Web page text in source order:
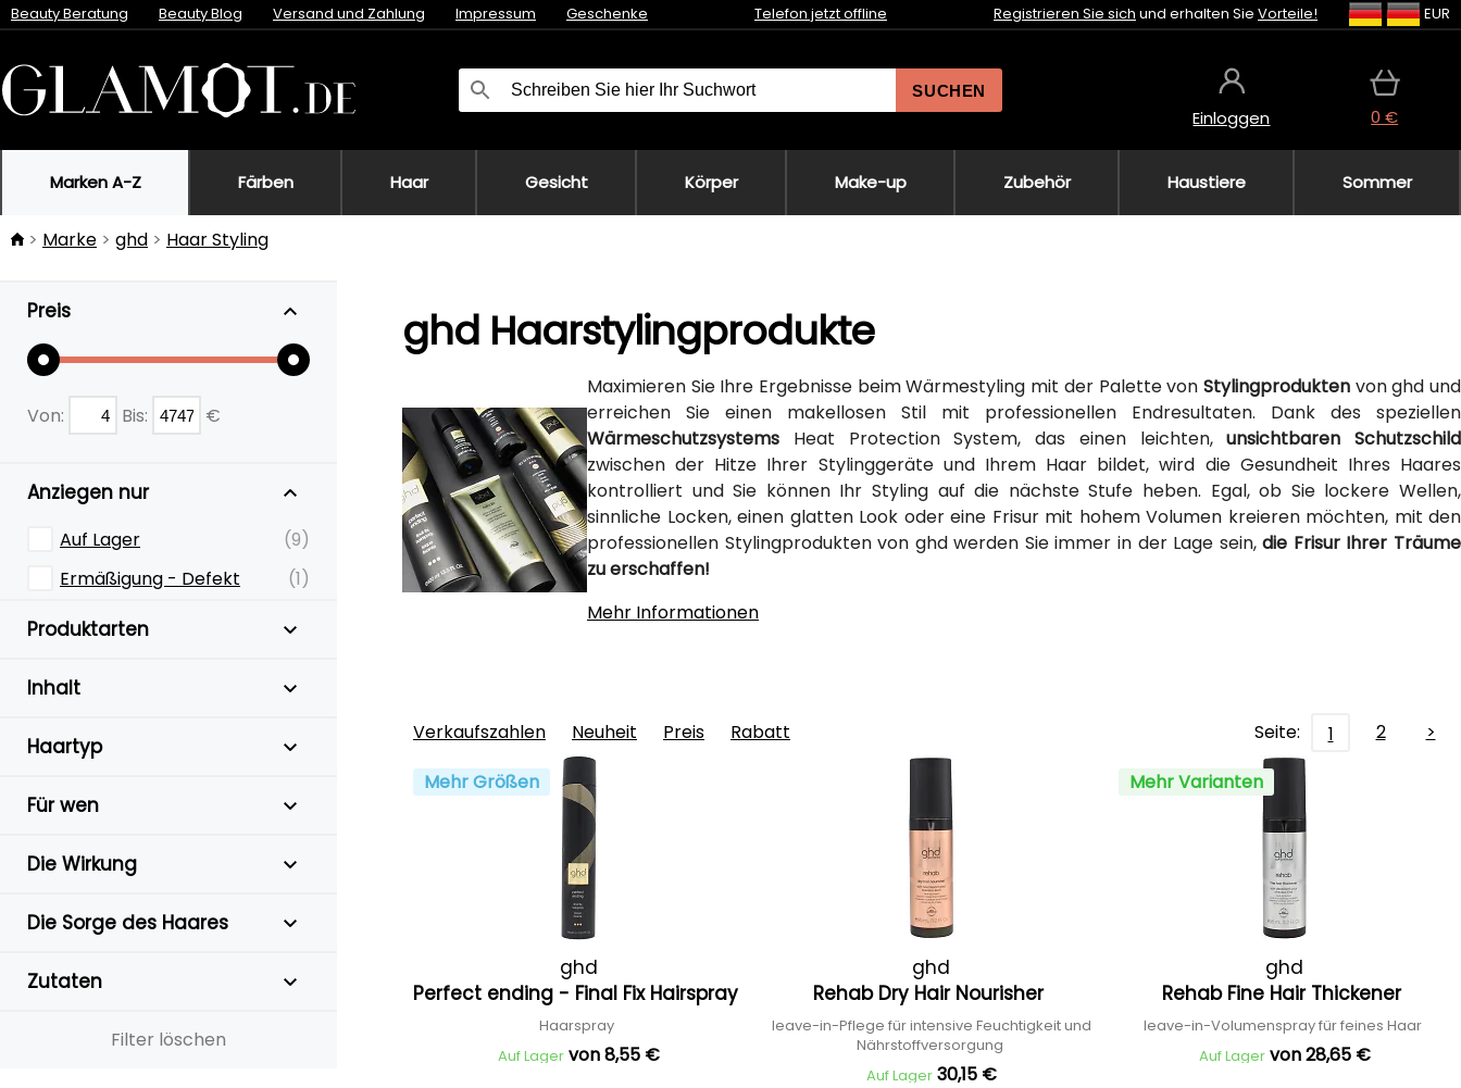
Beauty Beratung Beauty Blog Versand und Zahlung Impressum Geschenke Telefon jetzt offline Registrieren Sie sich und erhalten Sie Vorteile! EUR
SUCHEN
Einloggen 0 €
Marken A-Z Färben Haar Gesicht Körper Make-up Zubehör Haustiere Sommer
Marke ghd Haar Styling
Preis
Von: Bis: €
Anziegen nur
Auf Lager
(9)
Ermäßigung - Defekt
(1)
Produktarten
Inhalt
Haartyp
Für wen
Die Wirkung
Die Sorge des Haares
Zutaten
Filter löschen
ghd Haarstylingprodukte
Maximieren Sie Ihre Ergebnisse beim Wärmestyling mit der Palette von Stylingproduktenvon ghd und
erreichen Sie einen makellosen Stil mit professionellen Endresultaten. Dank des speziellen
Wärmeschutzsystems Heat Protection System, das einen leichten,unsichtbaren Schutzschild
zwischen der Hitze Ihrer Stylinggeräte und Ihrem Haar bildet, wird die Gesundheit Ihres Haares
kontrolliert und Sie können Ihr Styling auf die nächste Stufe heben. Egal, ob Sie lockere Wellen,
sinnliche Locken, einen glatten Look oder eine Frisur mit hohem Volumen kreieren möchten, mit den
professionellen Stylingprodukten von ghd werden Sie immer in der Lage sein,die Frisur Ihrer Träume
zu erschaffen!
Mehr Informationen
Verkaufszahlen Neuheit Preis Rabatt Seite: 1 2
>
Mehr Größen
ghd
Perfect ending - Final Fix Hairspray
Haarspray
Auf Lager von 8,55 €
ghd
Rehab Dry Hair Nourisher
leave-in-Pflege für intensive Feuchtigkeit und
Nährstoffversorgung
Auf Lager 30,15 €
Mehr Varianten
ghd
Rehab Fine Hair Thickener
leave-in-Volumenspray für feines Haar
Auf Lager von 28,65 €